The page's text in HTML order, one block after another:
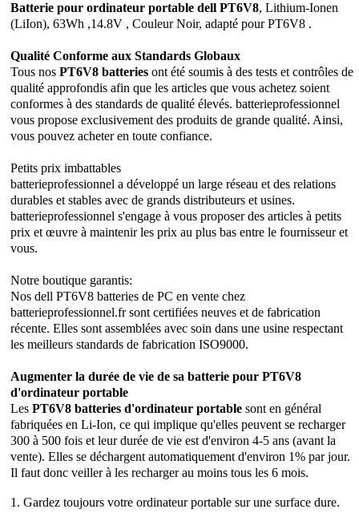
Batterie pour ordinateur portable dell PT6V8, Lithium-Ionen
(LiIon), 63Wh ,14.8V , Couleur Noir, adapté pour PT6V8 .
Qualité Conforme aux Standards Globaux
Tous nosPT6V8 batteries ont été soumis à des tests et contrôles de
qualité approfondis afin que les articles que vous achetez soient
conformes à des standards de qualité élevés. batterieprofessionnel
vous propose exclusivement des produits de grande qualité. Ainsi,
vous pouvez acheter en toute confiance.
Petits prix imbattables
batterieprofessionnel a développé un large réseau et des relations
durables et stables avec de grands distributeurs et usines.
batterieprofessionnel s'engage à vous proposer des articles à petits
prix et œuvre à maintenir les prix au plus bas entre le fournisseur et
vous.
Notre boutique garantis:
Nos dell PT6V8 batteries de PC en vente chez
batterieprofessionnel.fr sont certifiées neuves et de fabrication
récente. Elles sont assemblées avec soin dans une usine respectant
les meilleurs standards de fabrication ISO9000.
Augmenter la durée de vie de sa batterie pour PT6V8
d'ordinateur portable
LesPT6V8 batteries d'ordinateur portable sont en général
fabriquées en Li-Ion, ce qui implique qu'elles peuvent se recharger
300 à 500 fois et leur durée de vie est d'environ 4-5 ans (avant la
vente). Elles se déchargent automatiquement d'environ 1% par jour.
Il faut donc veiller à les recharger au moins tous les 6 mois.
1. Gardez toujours votre ordinateur portable sur une surface dure.